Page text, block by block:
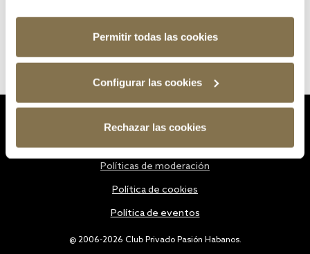
Permitir todas las cookies
Configurar las cookies
Rechazar las cookies
@ 2006-2026 Club Privado Pasión Habanos.
Políticas de moderación
Política de cookies
Política de eventos